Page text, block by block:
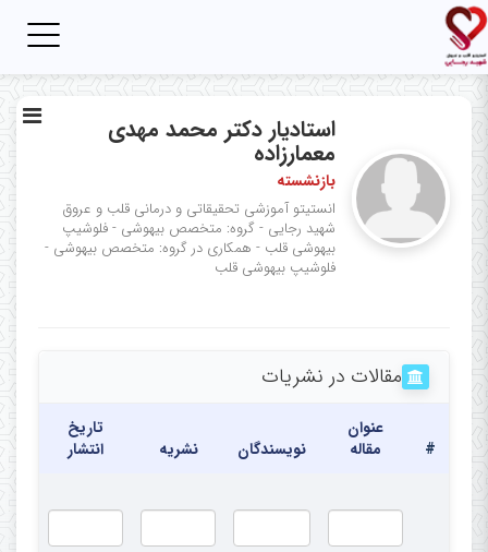
استادیار دکتر محمد مهدی
معمارزاده
بازنشسته
انستیتو آموزشی تحقیقاتی و درمانی قلب و عروق
شهید رجایی - گروه: متخصص بیهوشی - فلوشیپ
بیهوشی قلب - همکاری در گروه: متخصص بیهوشی -
فلوشیپ بیهوشی قلب
مقالات در نشریات
#
عنوان
مقاله
نویسندگان نشریه
تاریخ
انتشار